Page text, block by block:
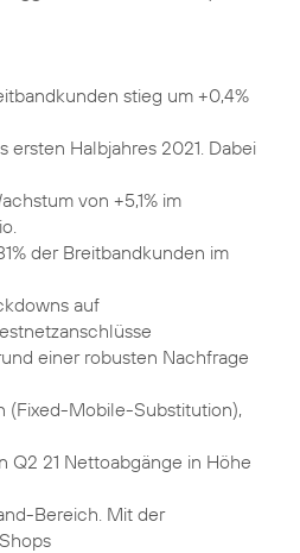
stieg um +0,4%
ersten Halbjahres 2021. Dabei
von +5,1% im
der Breitbandkunden im
auf
einer robusten Nachfrage
(Fixed-Mobile-Substitution),
Q2 21 Nettoabgänge in Höhe
Bereich. Mit der